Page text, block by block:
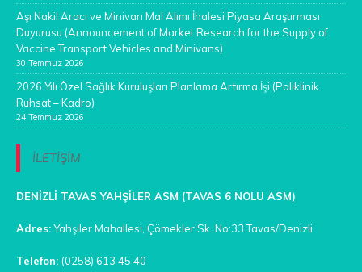
Aşı Nakil Aracı ve Minivan Mal Alımı İhalesi Piyasa Araştırması
Duyurusu (Announcement of Market Research for the Supply of
Vaccine Transport Vehicles and Minivans)
30 Temmuz 2026
2026 Yılı Özel Sağlık Kuruluşları Planlama Artırma İşi (Poliklinik
Ruhsat – Kadro)
24 Temmuz 2026
İLETİŞİM
DENİZLİ TAVAS YAHŞİLER ASM (TAVAS 6 NOLU ASM)
Adres:Yahşiler Mahallesi, Çömekler Sk. No:33 Tavas/Denizli
Telefon: (0258) 613 45 40